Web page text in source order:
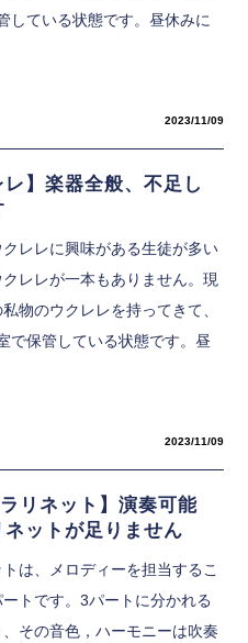
している状態です。昼休みに
2023/11/09
レ】楽器全般、不足し
レレに興味がある生徒が多い
レレが一本もありません。現
物のウクレレを持ってきて、
で保管している状態です。昼
2023/11/09
リネット】演奏可能
ネットが足りません
は、メロディーを担当するこ
ートです。3パートに分かれる
その音色，ハーモニーは吹奏